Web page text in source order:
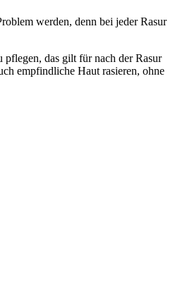
werden, denn bei jeder Rasur
pflegen, das gilt für nach der Rasur
empfindliche Haut rasieren, ohne